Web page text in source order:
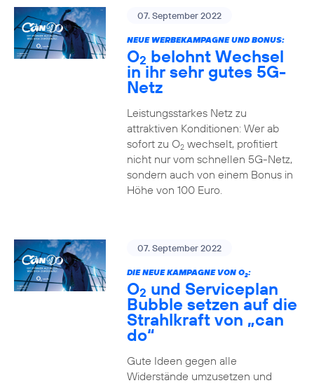
07. September 2022
NEUE WERBEKAMPAGNE UND BONUS:
O2 belohnt Wechsel
in ihr sehr gutes 5G-
Netz
Leistungsstarkes Netz zu
attraktiven Konditionen: Wer ab
sofort zu O2wechselt, profitiert
nicht nur vom schnellen 5G-Netz,
sondern auch von einem Bonus in
Höhe von 100 Euro.
07. September 2022
DIE NEUE KAMPAGNE VON O2:
O2 und Serviceplan
Bubble setzen auf die
Strahlkraft von „can
do“
Gute Ideen gegen alle
Widerstände umzusetzen und